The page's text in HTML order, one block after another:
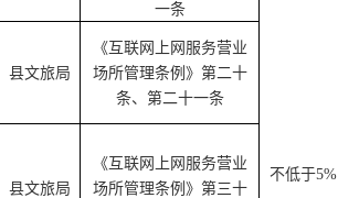
不低于5%
一条
县文旅局
《互联网上网服务营业
场所管理条例》第二十
条、第二十一条
县文旅局
《互联网上网服务营业
场所管理条例》第三十